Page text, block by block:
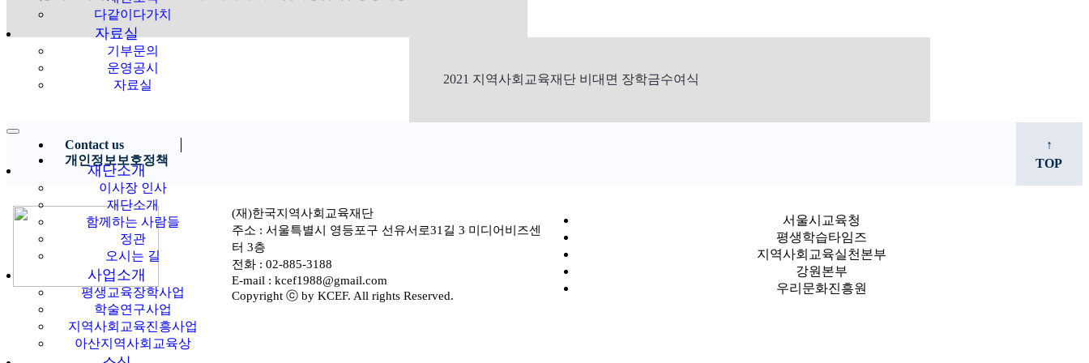
다같이다가치
자료실
기부문의
운영공시
자료실
재단소개
이사장 인사
재단소개
함께하는 사람들
정관
오시는 길
사업소개
평생교육장학사업
학술연구사업
지역사회교육진흥사업
아산지역사회교육상
2021 지역사회교육재단 비대면 장학금수여식
Contact us
개인정보보호정책
↑
TOP
(재)한국지역사회교육재단
주소 : 서울특별시 영등포구 선유서로31길 3 미디어비즈센
터 3층
전화 : 02-885-3188
E-mail : kcef1988@gmail.com
Copyright ⓒ by KCEF. All rights Reserved.
서울시교육청
평생학습타임즈
지역사회교육실천본부
강원본부
우리문화진흥원